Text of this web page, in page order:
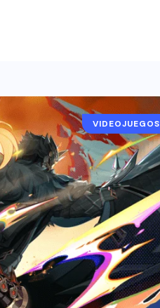
NOTICIAS
VIDEOJUEGOS